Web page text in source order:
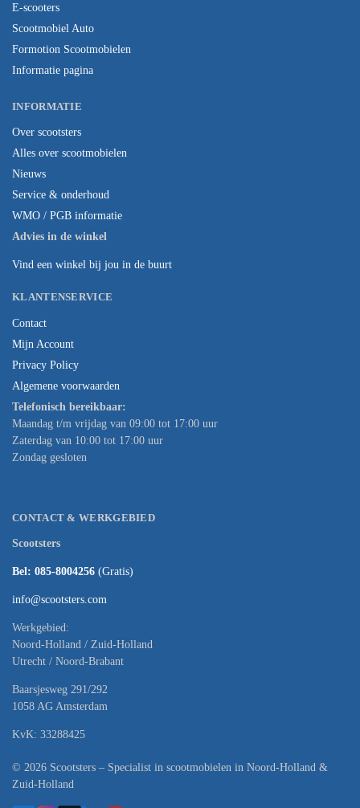
E-scooters
Scootmobiel Auto
Formotion Scootmobielen
Informatie pagina
INFORMATIE
Over scootsters
Alles over scootmobielen
Nieuws
Service & onderhoud
WMO / PGB informatie
Advies in de winkel
Vind een winkel bij jou in de buurt
KLANTENSERVICE
Contact
Mijn Account
Privacy Policy
Algemene voorwaarden
Telefonisch bereikbaar:
Maandag t/m vrijdag van 09:00 tot 17:00 uur
Zaterdag van 10:00 tot 17:00 uur
Zondag gesloten
CONTACT & WERKGEBIED
Scootsters
Bel: 085-8004256 (Gratis)
info@scootsters.com
Werkgebied:
Noord-Holland / Zuid-Holland
Utrecht / Noord-Brabant
Baarsjesweg 291/292
1058 AG Amsterdam
KvK: 33288425
© 2026 Scootsters – Specialist in scootmobielen in Noord-Holland &
Zuid-Holland